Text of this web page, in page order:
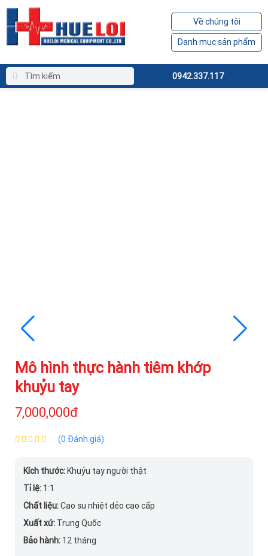
Về chúng tôi
Danh mục sản phẩm
0942.337.117
Mô hình thực hành tiêm khớp
khuỷu tay
7,000,000đ
(0 Đánh giá)
Kích thước: Khuỷu tay người thật
Tỉ lệ: 1:1
Chất liệu:Cao su nhiệt dẻo cao cấp
Xuất xứ: Trung Quốc
Bảo hành: 12 tháng